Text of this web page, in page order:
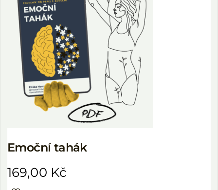
Emoční tahák
169,00 Kč